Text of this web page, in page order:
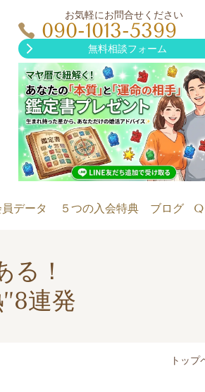
お気軽にお問合せください
090-1013-5399
無料相談フォーム
データ ５つの入会特典 ブログ
！
連発
トップ